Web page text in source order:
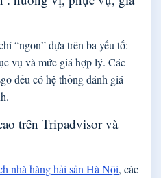
“ngon” dựa trên ba yếu tố:
vụ và mức giá hợp lý. Các
đều có hệ thống đánh giá
trên Tripadvisor và
nhà hàng hải sản Hà Nội, các